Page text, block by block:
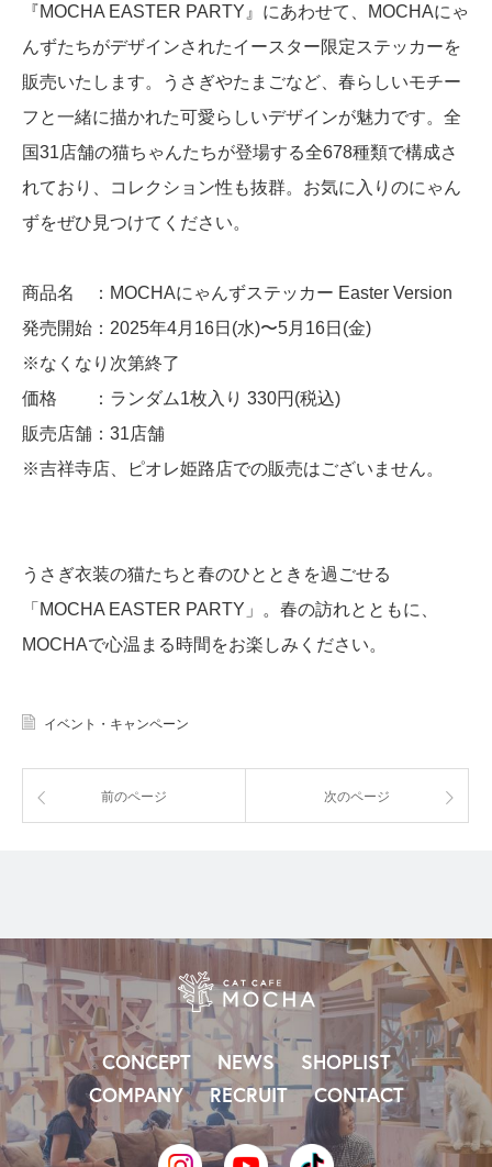
『MOCHA EASTER PARTY』にあわせて、MOCHAにゃ
んずたちがデザインされたイースター限定ステッカーを
販売いたします。うさぎやたまごなど、春らしいモチー
フと一緒に描かれた可愛らしいデザインが魅力です。全
国31店舗の猫ちゃんたちが登場する全678種類で構成さ
れており、コレクション性も抜群。お気に入りのにゃん
ずをぜひ見つけてください。
商品名 ：MOCHAにゃんずステッカー Easter Version
発売開始：2025年4月16日(水)〜5月16日(金)
※なくなり次第終了
価格 ：ランダム1枚入り 330円(税込)
販売店舗：31店舗
※吉祥寺店、ピオレ姫路店での販売はございません。
うさぎ衣装の猫たちと春のひとときを過ごせる
「MOCHA EASTER PARTY」。春の訪れとともに、
MOCHAで心温まる時間をお楽しみください。
イベント・キャンペーン
前のページ 次のページ
CONCEPT NEWS
SHOPLIST
COMPANY
RECRUIT CONTACT